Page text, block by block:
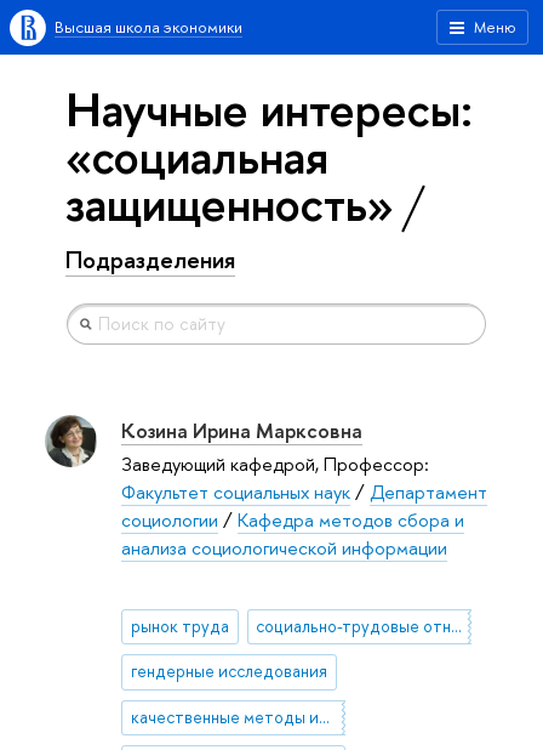
Меню
Высшая школа экономики
Научные интересы:
«социальная
защищенность»
Подразделения
Козина Ирина Марксовна
Заведующий кафедрой, Профессор:
Факультет социальных наук/Департамент
социологии /Кафедра методов сбора и
анализа социологической информации
рынок труда социально-трудовые отношения
гендерные исследования
качественные методы исследований